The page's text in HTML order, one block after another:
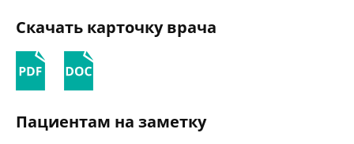
Скачать карточку врача
Пациентам на заметку